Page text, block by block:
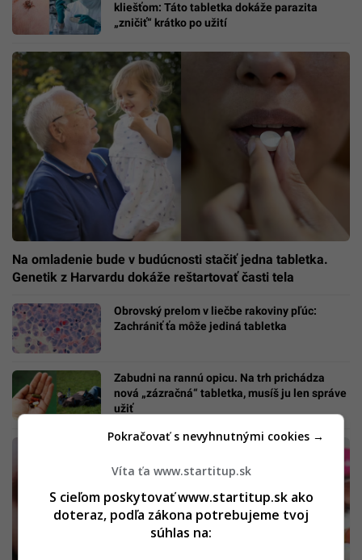
kliešťom: Táto tabletka dokáže parazita
„zničiť“ krátko po užití
Na omladenie bude v budúcnosti stačiť jedna tabletka.
Genetik z Harvardu dokáže reštartovať časti tela
Obrovský prelom v liečbe rakoviny pľúc:
Zachrániť ťa môže jediná tabletka
Zabudni na rannú opicu. Na trh prichádza
nová „zázračná“ tabletka, musíš ju len správe
užiť
Víta ťa www.startitup.sk
S cieľom poskytovať www.startitup.sk ako
doteraz, podľa zákona potrebujeme tvoj
súhlas na:
Pokračovať s nevyhnutnými cookies →